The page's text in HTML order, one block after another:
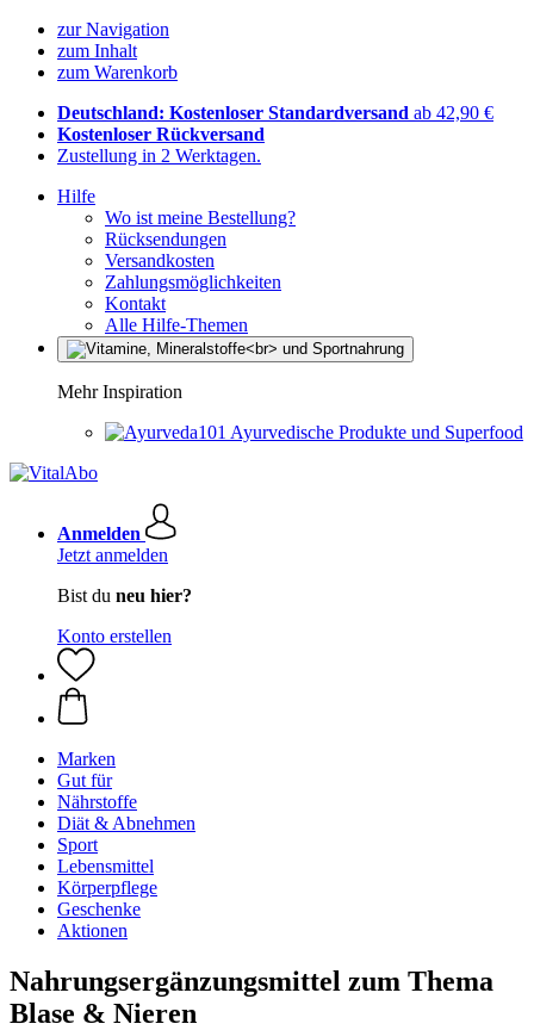
zur Navigation
zum Inhalt
zum Warenkorb
Deutschland: Kostenloser Standardversand ab 42,90 €
Kostenloser Rückversand
Zustellung in 2 Werktagen.
Hilfe
Wo ist meine Bestellung?
Rücksendungen
Versandkosten
Zahlungsmöglichkeiten
Kontakt
Alle Hilfe-Themen
Mehr Inspiration
Ayurvedische Produkte und Superfood
Anmelden
Jetzt anmelden
Bist du neu hier?
Konto erstellen
Marken
Gut für
Nährstoffe
Diät & Abnehmen
Sport
Lebensmittel
Körperpflege
Geschenke
Aktionen
Nahrungsergänzungsmittel zum Thema
Blase & Nieren